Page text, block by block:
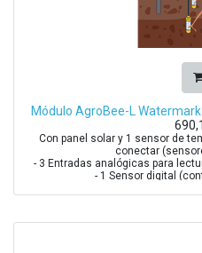
Módulo AgroBee-L
Con panel solar y 1 sensor de
conectar
- 3 Entradas analógicas para
- 1 Sensor digital